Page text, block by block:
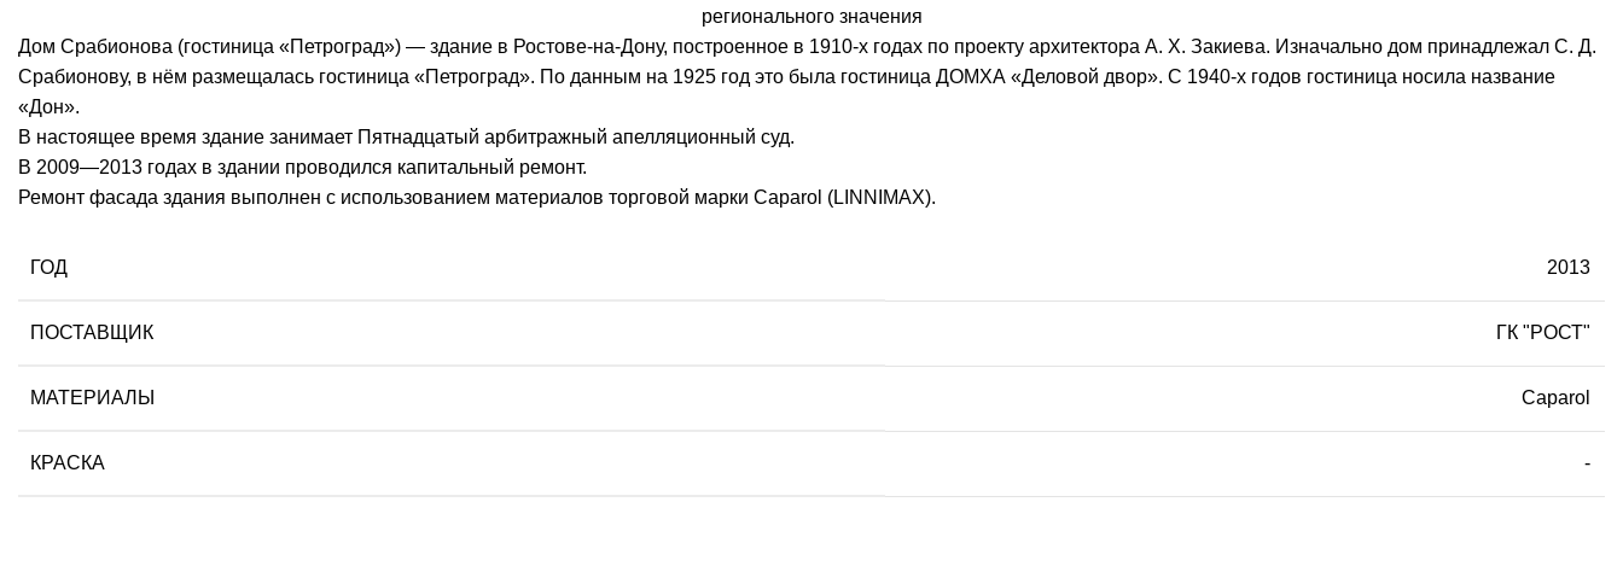
регионального значения
Дом Срабионова (гостиница «Петроград») — здание в Ростове-на-Дону, построенное в 1910-х годах по проекту архитектора А. Х. Закиева. Изначально дом принадлежал С. Д.
Срабионову, в нём размещалась гостиница «Петроград». По данным на 1925 год это была гостиница ДОМХА «Деловой двор». С 1940-х годов гостиница носила название
«Дон».
В настоящее время здание занимает Пятнадцатый арбитражный апелляционный суд.
В 2009—2013 годах в здании проводился капитальный ремонт.
Ремонт фасада здания выполнен с использованием материалов торговой марки Caparol (LINNIMAX).
ГОД 2013
ПОСТАВЩИК ГК "РОСТ"
МАТЕРИАЛЫ Caparol
КРАСКА -